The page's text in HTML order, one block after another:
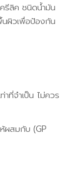
รีลิค ชนิดน้ำมัน
นผิวเพื่อป้องกัน
าที่จำเป็น ไม่ควร
ผสมกับ (GP